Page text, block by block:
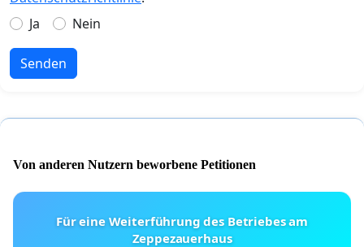
Ja
Nein
Senden
Von anderen Nutzern beworbene Petitionen
Für eine Weiterführung des Betriebes am
Zeppezauerhaus